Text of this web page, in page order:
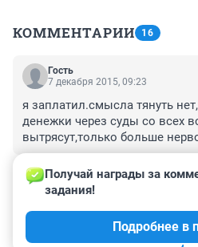
КОММЕНТАРИИ 16
Гость
7 декабря 2015, 09:23
я заплатил.смысла тянуть
денежки через суды со всех
вытрясут,только больше
Гость
Не платила, и не собираюсь.
Получай награды за
задания!
Подробнее в